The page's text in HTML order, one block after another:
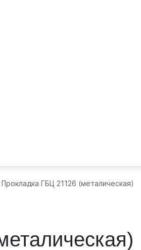
Прокладка ГБЦ 21126 (металическая)